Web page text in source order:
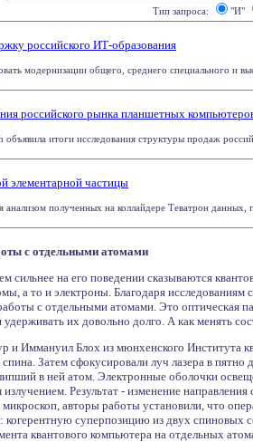
Тип запроса: "И"
российского ИТ-образования
модернизации общего, среднего специального и
российского рынка планшетных
объявила итоги исследования структуры продаж
элементарной частицы
полученных на коллайдере Теватрон
с отдельными атомами
сильнее на его поведении сказываются
а то и электроны. Благодаря
с отдельными атомами. Это оптическая
их довольно долго. А как менять
и Иммануил Блох из мюнхенского Института
Затем сфокусировали луч лазера в
в ней атом. Электронные оболочки
Результат - изменение
микроскоп, авторы работы установили, что
когерентную суперпозицию из двух
квантового компьютера на отдельных